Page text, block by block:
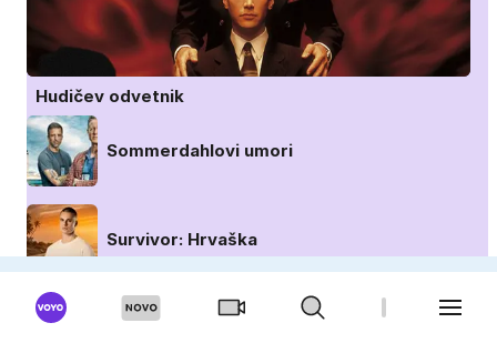
Hudičev odvetnik
Sommerdahlovi umori
Survivor: Hrvaška